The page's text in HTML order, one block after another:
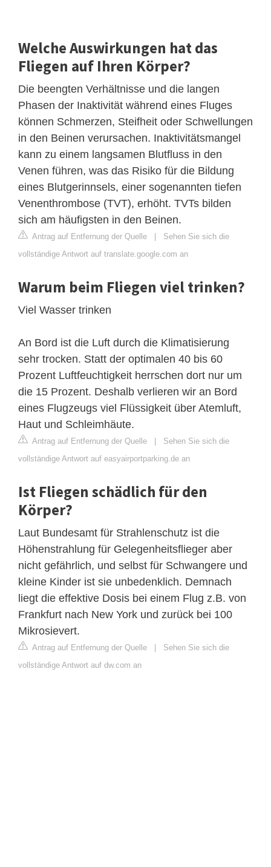
Welche Auswirkungen hat das
Fliegen auf Ihren Körper?
Die beengten Verhältnisse und die langen
Phasen der Inaktivität während eines Fluges
können Schmerzen, Steifheit oder Schwellungen
in den Beinen verursachen. Inaktivitätsmangel
kann zu einem langsamen Blutfluss in den
Venen führen, was das Risiko für die Bildung
eines Blutgerinnsels, einer sogenannten tiefen
Venenthrombose (TVT), erhöht. TVTs bilden
sich am häufigsten in den Beinen.
Antrag auf Entfernung der Quelle | Sehen Sie sich die
vollständige Antwort auf translate.google.com an
Warum beim Fliegen viel trinken?
Viel Wasser trinken
An Bord ist die Luft durch die Klimatisierung
sehr trocken. Statt der optimalen 40 bis 60
Prozent Luftfeuchtigkeit herrschen dort nur um
die 15 Prozent. Deshalb verlieren wir an Bord
eines Flugzeugs viel Flüssigkeit über Atemluft,
Haut und Schleimhäute.
Antrag auf Entfernung der Quelle | Sehen Sie sich die
vollständige Antwort auf easyairportparking.de an
Ist Fliegen schädlich für den
Körper?
Laut Bundesamt für Strahlenschutz ist die
Höhenstrahlung für Gelegenheitsflieger aber
nicht gefährlich, und selbst für Schwangere und
kleine Kinder ist sie unbedenklich. Demnach
liegt die effektive Dosis bei einem Flug z.B. von
Frankfurt nach New York und zurück bei 100
Mikrosievert.
Antrag auf Entfernung der Quelle | Sehen Sie sich die
vollständige Antwort auf dw.com an